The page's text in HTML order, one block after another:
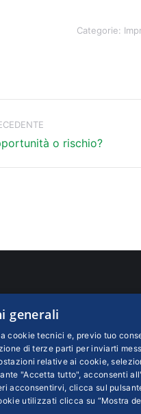
Categorie:
o rischio?
trovare su:
YouTube
generali
cookie tecnici e, previo tuo
di terze parti per inviarti
relative ai cookie,
"Accetta tutto", acconsenti
acconsentirvi, clicca sul
utilizzati clicca su “Mostra